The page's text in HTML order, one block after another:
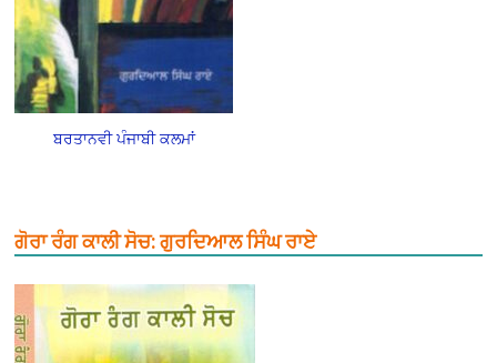
ਬਰਤਾਨਵੀ ਪੰਜਾਬੀ ਕਲਮਾਂ
ਗੋਰਾ ਰੰਗ ਕਾਲੀ ਸੋਚ: ਗੁਰਦਿਆਲ ਸਿੰਘ ਰਾਏ